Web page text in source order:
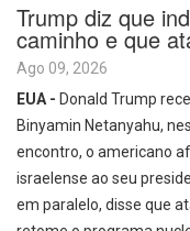
Trump diz que
caminho e que
Ago 09, 2026
EUA - Donald Trump
Binyamin Netanyahu,
encontro, o americano
israelense ao seu
em paralelo, disse que